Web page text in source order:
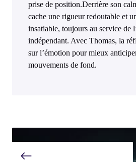
prise de position.Derrière son
cache une rigueur redoutable et
insatiable, toujours au service de
indépendant. Avec Thomas, la
sur l’émotion pour mieux
mouvements de fond.